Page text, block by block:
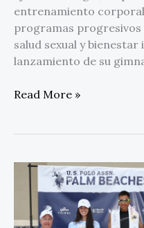
entrenamiento
programas progresivos
salud sexual y
lanzamiento de su
Read More »
Maratón
Palm
Beaches